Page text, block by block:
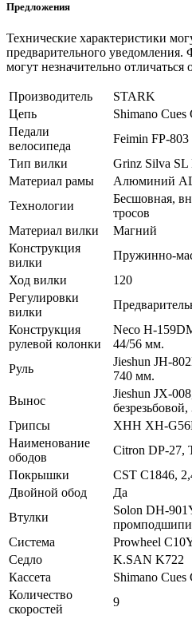
Предложения
Технические характеристики
предварительного уведомления.
могут незначительно отличаться
Производитель
STARK
Цепь
Shimano
Педали
велосипеда
Feimin FP-
Тип вилки
Grinz Silva SL
Материал рамы
Алюминий
Технологии
Бесшовная,
тросов
Материал вилки
Магний
Конструкция
вилки
Пружинно-
Ход вилки
120
Регулировки
вилки
Конструкция
рулевой колонки
Neco H-
44/56 мм.
Руль
Jieshun JH-
740 мм.
Вынос
Jieshun JX-
Грипсы
XHH XH-
Наименование
ободов
Citron DP-27,
Покрышки
CST C1846,
Двойной обод
Да
Втулки
Solon DH-
Система
Prowheel
Седло
K.SAN K722
Кассета
Shimano
Количество
скоростей
9